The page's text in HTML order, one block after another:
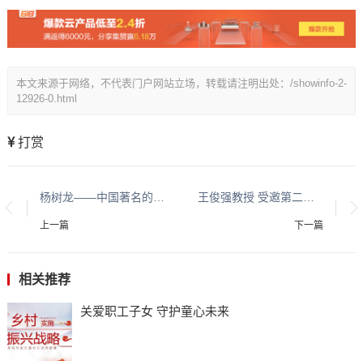
本文来源于网络，不代表门户网站立场，转载请注明出处：/showinfo-2-
12926-0.html
打赏
杨树龙——中国著名的社会活动家、原中阿书画院院长、影响中国时代的十大创新人物
上一篇
王俊强教授 受邀第二届中国（海南）乡村振兴高质量发展研讨会
下一篇
相关推荐
关爱职工子女 守护童心未来